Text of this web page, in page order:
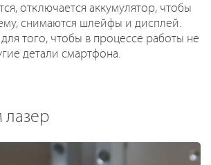
отключается аккумулятор, чтобы
снимаются шлейфы и дисплей.
того, чтобы в процессе работы не
детали смартфона.
лазер